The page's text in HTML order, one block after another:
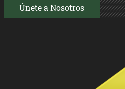
Únete a Nosotros